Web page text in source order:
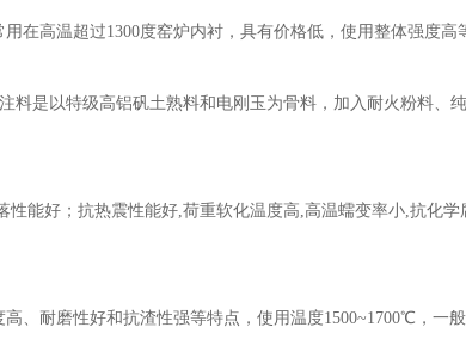
在高温超过1300度窑炉内衬，具有价格低，使用整体强度高
是以特级高铝矾土熟料和电刚玉为骨料，加入耐火粉料、
能好；抗热震性能好,荷重软化温度高,高温蠕变率小,抗化
、耐磨性好和抗渣性强等特点，使用温度1500~1700℃，一